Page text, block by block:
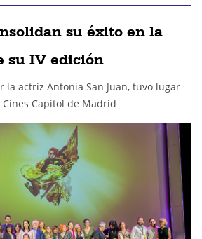
su éxito en la
su IV edición
la actriz Antonia San Juan, tuvo lugar
Capitol de Madrid